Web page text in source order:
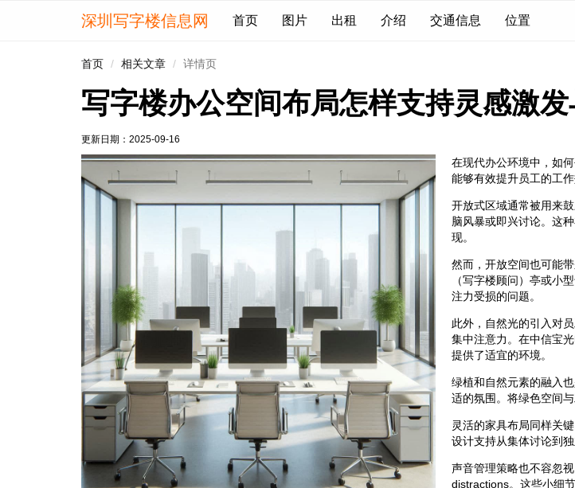
深圳写字楼信息网 首页 图片 出租 介绍 交通信息 位置
首页 相关文章 详情页
写字楼办公空间布局怎样支持灵感激
更新日期： 2025-09-16
在现代办公环境中，如
能够有效提升员工的工
开放式区域通常被用来
脑风暴或即兴讨论。这
现。
然而，开放空间也可能
（写字楼顾问）亭或小
注力受损的问题。
此外，自然光的引入对
集中注意力。在中信宝
提供了适宜的环境。
绿植和自然元素的融入
适的氛围。将绿色空间
灵活的家具布局同样关
设计支持从集体讨论到
声音管理策略也不容忽
distractions。这些小细